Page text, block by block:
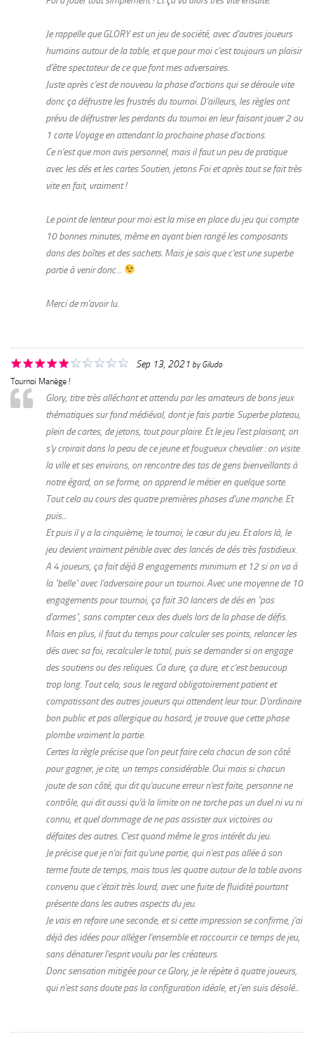
Je rappelle que GLORY est un jeu de société, avec d'autres joueurs
humains autour de la table, et que pour moi c'est toujours un plaisir
d'être spectateur de ce que font mes adversaires.
Juste après c'est de nouveau la phase d'actions qui se déroule vite
donc ça défrustre les frustrés du tournoi. D'ailleurs, les règles ont
prévu de défrustrer les perdants du tournoi en leur faisant jouer 2 ou
1 carte Voyage en attendant la prochaine phase d'actions.
Ce n'est que mon avis personnel, mais il faut un peu de pratique
avec les dés et les cartes Soutien, jetons Foi et après tout se fait très
vite en fait, vraiment !
Le point de lenteur pour moi est la mise en place du jeu qui compte
10 bonnes minutes, même en ayant bien rangé les composants
dans des boîtes et des sachets. Mais je sais que c'est une superbe
partie à venir donc…
Merci de m'avoir lu.
Sep 13, 2021 byGiludo
Tournoi Manège !
Glory, titre très alléchant et attendu par les amateurs de bons jeux
thématiques sur fond médiéval, dont je fais partie. Superbe plateau,
plein de cartes, de jetons, tout pour plaire. Et le jeu l'est plaisant, on
s'y croirait dans la peau de ce jeune et fougueux chevalier : on visite
la ville et ses environs, on rencontre des tas de gens bienveillants à
notre égard, on se forme, on apprend le métier en quelque sorte.
Tout cela au cours des quatre premières phases d'une manche. Et
puis...
Et puis il y a la cinquième, le tournoi, le cœur du jeu. Et alors là, le
jeu devient vraiment pénible avec des lancés de dés très fastidieux.
A 4 joueurs, ça fait déjà 8 engagements minimum et 12 si on va à
la "belle" avec l'adversaire pour un tournoi. Avec une moyenne de 10
engagements pour tournoi, ça fait 30 lancers de dés en "pas
d'armes", sans compter ceux des duels lors de la phase de défis.
Mais en plus, il faut du temps pour calculer ses points, relancer les
dés avec sa foi, recalculer le total, puis se demander si on engage
des soutiens ou des reliques. Ca dure, ça dure, et c'est beaucoup
trop long. Tout cela, sous le regard obligatoirement patient et
compatissant des autres joueurs qui attendent leur tour. D'ordinaire
bon public et pas allergique au hasard, je trouve que cette phase
plombe vraiment la partie.
Certes la règle précise que l'on peut faire cela chacun de son côté
pour gagner, je cite, un temps considérable. Oui mais si chacun
joute de son côté, qui dit qu'aucune erreur n'est faite, personne ne
contrôle, qui dit aussi qu'à la limite on ne torche pas un duel ni vu ni
connu, et quel dommage de ne pas assister aux victoires ou
défaites des autres. C'est quand même le gros intérêt du jeu.
Je précise que je n'ai fait qu'une partie, qui n'est pas allée à son
terme faute de temps, mais tous les quatre autour de la table avons
convenu que c'était très lourd, avec une fuite de fluidité pourtant
présente dans les autres aspects du jeu.
Je vais en refaire une seconde, et si cette impression se confirme, j'ai
déjà des idées pour alléger l'ensemble et raccourcir ce temps de jeu,
sans dénaturer l'esprit voulu par les créateurs.
Donc sensation mitigée pour ce Glory, je le répète à quatre joueurs,
qui n'est sans doute pas la configuration idéale, et j'en suis désolé...